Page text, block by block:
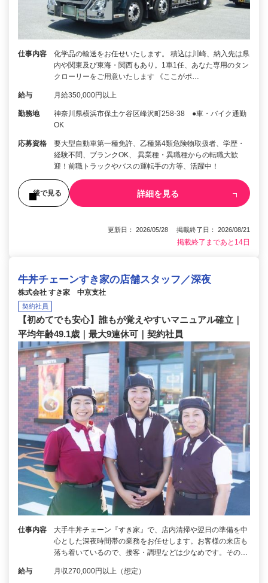
仕事内容
化学品の輸送をお任せいたします。 積込は川崎、納入先は県
内や関東及び東海・関西もあり。1車1任、あなた専用のタン
クローリーをご用意いたします 《ここがポ…
給与 月給350,000円以上
勤務地
神奈川県横浜市保土ケ谷区峰沢町258-38 ●車・バイク通勤
OK
応募資格
要大型自動車第一種免許、乙種第4類危険物取扱者、学歴・
経験不問、ブランクOK、 異業種・異職種からの転職大歓
迎！前職トラックやバスの運転手の方等、活躍中！
後で見る 詳細を見る
更新日： 2026/05/28 掲載終了日： 2026/08/21
掲載終了まであと14日
牛丼チェーンすき家の店舗スタッフ／深夜
株式会社 すき家 中京支社
契約社員
【初めてでも安心】誰もが覚えやすいマニュアル確立｜
平均年齢49.1歳｜最大9連休可｜契約社員
仕事内容
大手牛丼チェーン『すき家』で、店内清掃や翌日の準備を中
心とした深夜時間帯の業務をお任せします。お客様の来店も
落ち着いているので、接客・調理などは少なめです。その…
給与 月収270,000円以上（想定）